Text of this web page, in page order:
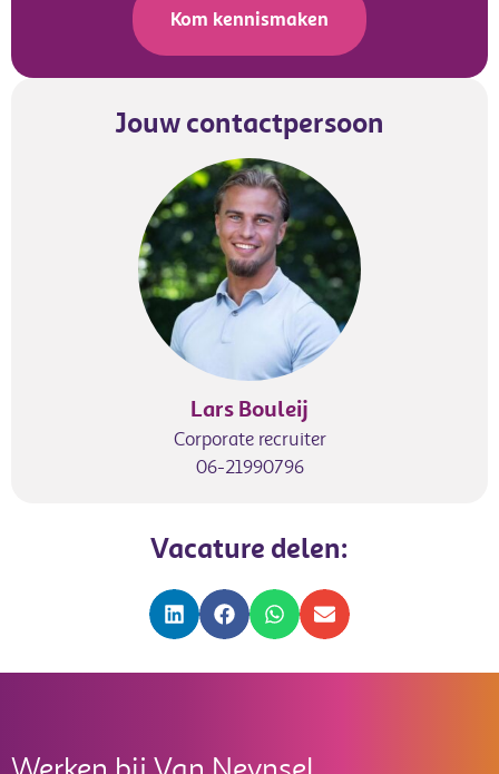
Kom kennismaken
Jouw contactpersoon
Lars Bouleij
Corporate recruiter
06-21990796
Vacature delen: